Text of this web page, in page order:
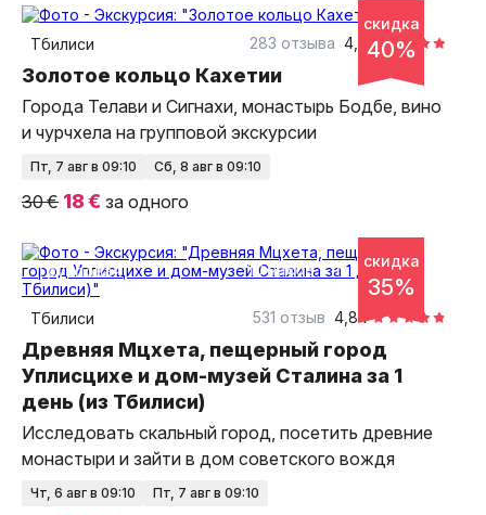
скидка
40%
Тбилиси 4,9
283 отзыва
Золотое кольцо Кахетии
Города Телави и Сигнахи, монастырь Бодбе, вино
и чурчхела на групповой экскурсии
пт, 7 авг в 09:10 сб, 8 авг в 09:10
30 € 18 € за одного
скидка
35%
10 часов на автобусе
групповая
Тбилиси 4,84
531 отзыв
Древняя Мцхета, пещерный город
Уплисцихе и дом-музей Сталина за 1
день (из Тбилиси)
Исследовать скальный город, посетить древние
монастыри и зайти в дом советского вождя
чт, 6 авг в 09:10 пт, 7 авг в 09:10